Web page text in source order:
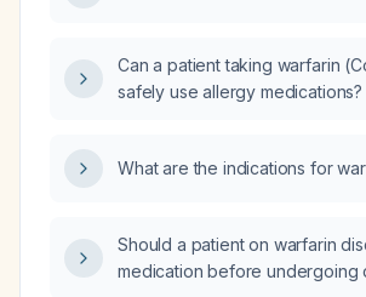
Can a patient taking warfarin
safely use allergy medications?
What are the indications for
Should a patient on warfarin
medication before undergoing